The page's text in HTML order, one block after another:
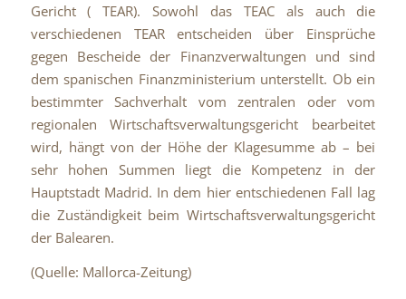
Gericht ( TEAR). Sowohl das TEAC als auch die
verschiedenen TEAR entscheiden über Einsprüche
gegen Bescheide der Finanzverwaltungen und sind
dem spanischen Finanzministerium unterstellt. Ob ein
bestimmter Sachverhalt vom zentralen oder vom
regionalen Wirtschaftsverwaltungsgericht bearbeitet
wird, hängt von der Höhe der Klagesumme ab – bei
sehr hohen Summen liegt die Kompetenz in der
Hauptstadt Madrid. In dem hier entschiedenen Fall lag
die Zuständigkeit beim Wirtschaftsverwaltungsgericht
der Balearen.
(Quelle: Mallorca-Zeitung)